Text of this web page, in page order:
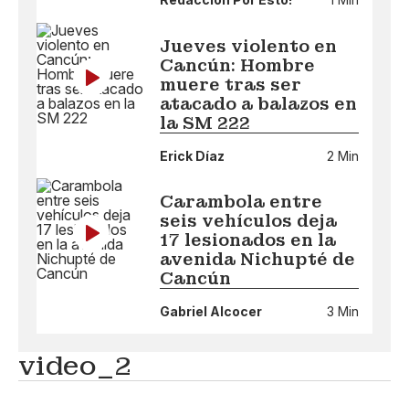
Jueves violento en
Cancún: Hombre
muere tras ser
atacado a balazos en
la SM 222
Erick Díaz 2 Min
Carambola entre
seis vehículos deja
17 lesionados en la
avenida Nichupté de
Cancún
Gabriel Alcocer 3 Min
video_2